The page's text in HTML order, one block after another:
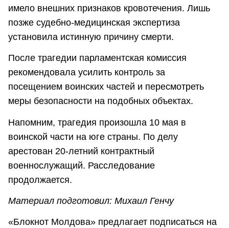
имело внешних признаков кровотечения. Лишь
позже судебно-медицинская экспертиза
установила истинную причину смерти.
После трагедии парламентская комиссия
рекомендовала усилить контроль за
посещением воинских частей и пересмотреть
меры безопасности на подобных объектах.
Напомним, трагедия произошла 10 мая в
воинской части на юге страны. По делу
арестован 20-летний контрактный
военнослужащий. Расследование
продолжается.
Материал подготовил: Михаил Генчу
«Блокнот Молдова» предлагает подписаться на